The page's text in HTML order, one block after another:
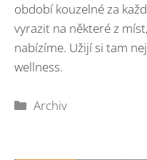
období kouzelné za
vyrazit na některé z
nabízíme. Užijí si tam
wellness.
Rubriky
Archiv